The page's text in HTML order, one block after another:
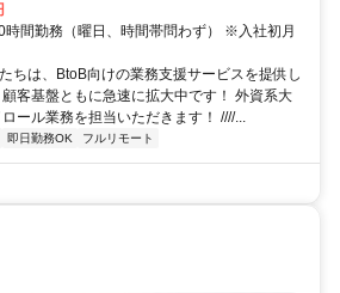
時間勤務（曜日、時間帯問わず） ※入社初月
は、BtoB向けの業務支援サービスを提供し
客基盤ともに急速に拡大中です！ 外資系大
ール業務を担当いただきます！ ////...
即日勤務OK フルリモート